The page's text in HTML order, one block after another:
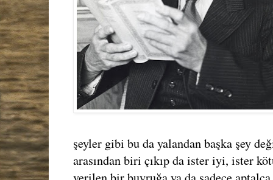
şeyler gibi bu da yalandan başka şey
arasından biri çıkıp da ister iyi, ister